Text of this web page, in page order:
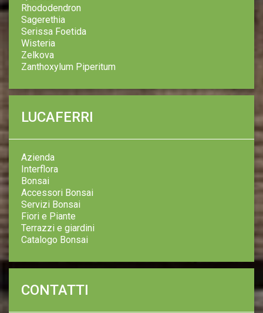
Rhododendron
Sagerethia
Serissa Foetida
Wisteria
Zelkova
Zanthoxylum Piperitum
LUCAFERRI
Azienda
Interflora
Bonsai
Accessori Bonsai
Servizi Bonsai
Fiori e Piante
Terrazzi e giardini
Catalogo Bonsai
CONTATTI